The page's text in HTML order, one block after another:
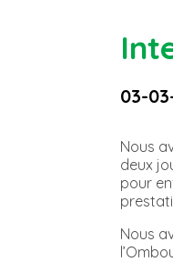
03-
Nous
deux
pour
Nous